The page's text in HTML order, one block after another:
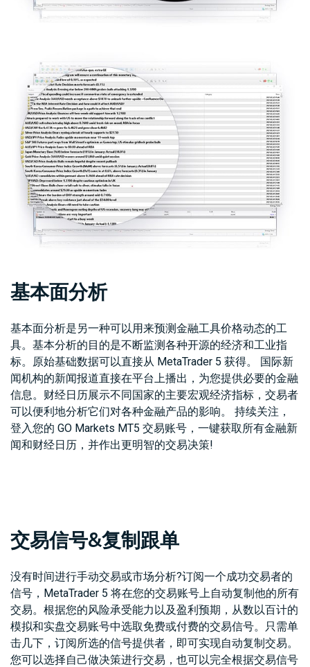
基本面分析
基本面分析是另一种可以用来预测金融工具价格动态的工
具。基本分析的目的是不断监测各种开源的经济和工业指
标。原始基础数据可以直接从 MetaTrader 5 获得。 国际新
闻机构的新闻报道直接在平台上播出，为您提供必要的金融
信息。财经日历展示不同国家的主要宏观经济指标，交易者
可以便利地分析它们对各种金融产品的影响。 持续关注，
登入您的 GO Markets MT5 交易账号，一键获取所有金融新
闻和财经日历，并作出更明智的交易决策!
交易信号&复制跟单
没有时间进行手动交易或市场分析?订阅一个成功交易者的
信号，MetaTrader 5 将在您的交易账号上自动复制他的所有
交易。根据您的风险承受能力以及盈利预期，从数以百计的
模拟和实盘交易账号中选取免费或付费的交易信号。只需单
击几下，订阅所选的信号提供者，即可实现自动复制交易。
您可以选择自己做决策进行交易，也可以完全根据交易信号